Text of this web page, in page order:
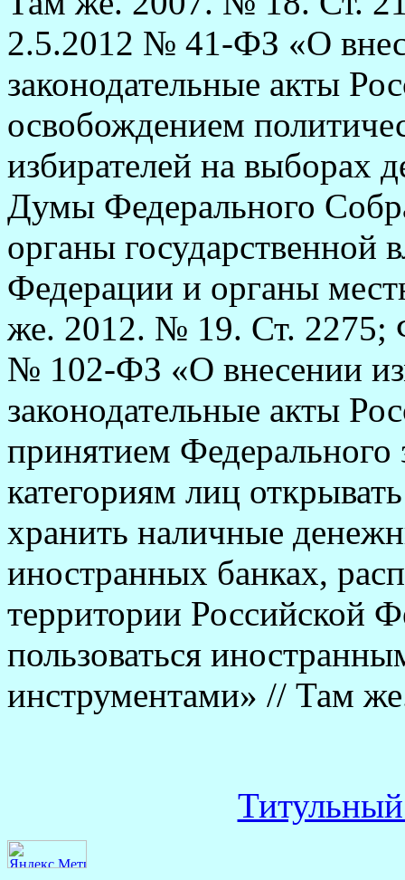
2.5.2012 № 41-ФЗ «О
законодательные акты
освобождением
избирателей на выборах
Думы Федерального
органы государственной
Федерации и органы
же. 2012. № 19. Ст. 2275;
№ 102-ФЗ «О внесении
законодательные акты
принятием Федерального
категориям лиц
хранить наличные
иностранных банках,
территории Российской
пользоваться
инструментами» // Там